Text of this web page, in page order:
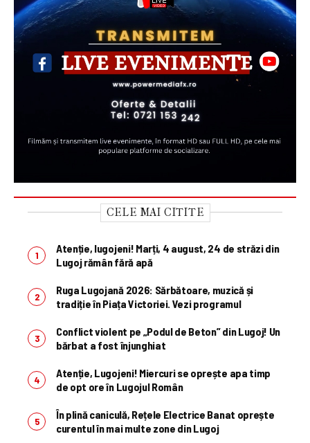
CELE MAI CITITE
Atenție, lugojeni! Marți, 4 august, 24 de străzi din
Lugoj rămân fără apă
Ruga Lugojană 2026: Sărbătoare, muzică și
tradiție în Piața Victoriei. Vezi programul
Conflict violent pe „Podul de Beton” din Lugoj! Un
bărbat a fost înjunghiat
Atenție, Lugojeni! Miercuri se oprește apa timp
de opt ore în Lugojul Român
În plină caniculă, Rețele Electrice Banat oprește
curentul în mai multe zone din Lugoj